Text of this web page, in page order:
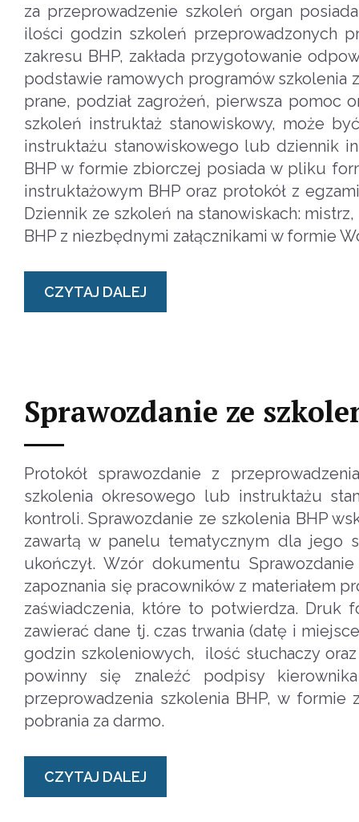
za przeprowadzenie szkoleń organ
ilości godzin szkoleń przeprowadzonych
zakresu BHP, zakłada przygotowanie
podstawie ramowych programów szkolenia
prane, podział zagrożeń, pierwsza pomoc
szkoleń instruktaż stanowiskowy, może
instruktażu stanowiskowego lub dziennik
BHP w formie zbiorczej posiada w pliku
instruktażowym BHP oraz protokół z
Dziennik ze szkoleń na stanowiskach:
BHP z niezbędnymi załącznikami w formie
CZYTAJ DALEJ
Sprawozdanie ze
Protokół sprawozdanie z
szkolenia okresowego lub instruktażu
kontroli. Sprawozdanie ze szkolenia BHP
zawartą w panelu tematycznym dla jego
ukończył. Wzór dokumentu
zapoznania się pracowników z materiałem
zaświadczenia, które to potwierdza. Druk
zawierać dane tj. czas trwania (datę i
godzin szkoleniowych, ilość słuchaczy
powinny się znaleźć podpisy
przeprowadzenia szkolenia BHP, w
pobrania za darmo.
CZYTAJ DALEJ